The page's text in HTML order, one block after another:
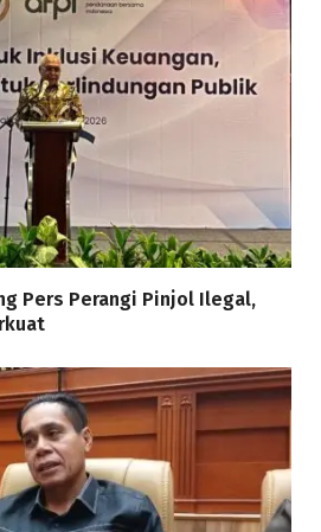
Pers Perangi Pinjol Ilegal,